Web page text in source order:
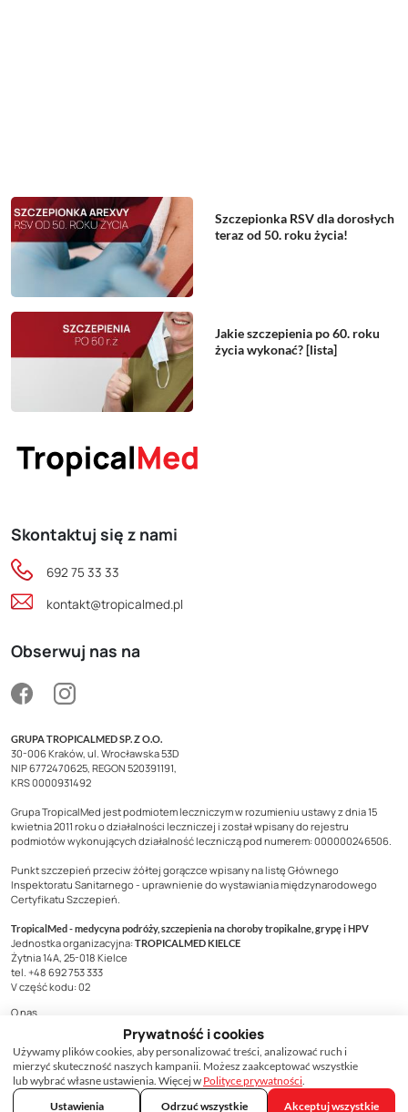
Szczepionka RSV dla dorosłych
teraz od 50. roku życia!
Jakie szczepienia po 60. roku
życia wykonać? [lista]
Skontaktuj się z nami
692 75 33 33
kontakt@tropicalmed.pl
Obserwuj nas na
GRUPA TROPICALMED SP. Z O.O.
30-006 Kraków, ul. Wrocławska 53D
NIP 6772470625, REGON 520391191,
KRS 0000931492
Grupa TropicalMed jest podmiotem leczniczym w rozumieniu ustawy z dnia 15
kwietnia 2011 roku o działalności leczniczej i został wpisany do rejestru
podmiotów wykonujących działalność leczniczą pod numerem: 000000246506.
Punkt szczepień przeciw żółtej gorączce wpisany na listę Głównego
Inspektoratu Sanitarnego - uprawnienie do wystawiania międzynarodowego
Certyfikatu Szczepień.
TropicalMed - medycyna podróży, szczepienia na choroby tropikalne, grypę i HPV
Jednostka organizacyjna:TROPICALMED KIELCE
Żytnia 14A, 25-018 Kielce
tel. +48 692 753 333
V część kodu: 02
O nas
Dla pracodawców
Dla biur podróży
Szczepienia dla podróżnych
Prywatność i cookies
Używamy plików cookies, aby personalizować treści, analizować ruch i
mierzyć skuteczność naszych kampanii. Możesz zaakceptować wszystkie
lub wybrać własne ustawienia. Więcej w Polityce prywatności.
Ustawienia
Odrzuć wszystkie Akceptuj wszystkie